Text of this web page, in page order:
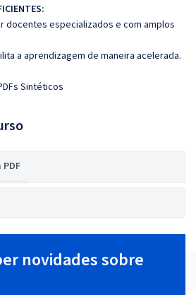
docentes especializados e com amplos
a aprendizagem de maneira acelerada.
Sintéticos
novidades sobre